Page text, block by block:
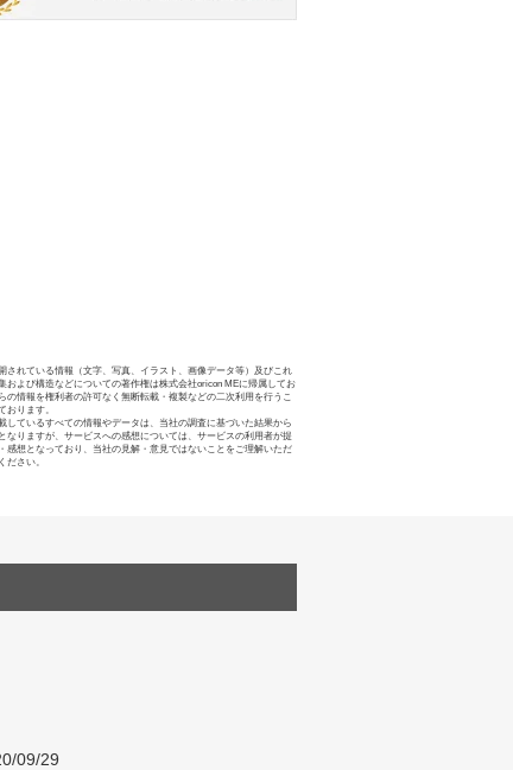
されている情報（文字、写真、イラスト、画像データ等）及びこれ
および構造などについての著作権は株式会社oricon MEに帰属してお
の情報を権利者の許可なく無断転載・複製などの二次利用を行うこ
おります。
しているすべての情報やデータは、当社の調査に基づいた結果から
なりますが、サービスへの感想については、サービスの利用者が提
感想となっており、当社の見解・意見ではないことをご理解いただ
ださい。
09/29